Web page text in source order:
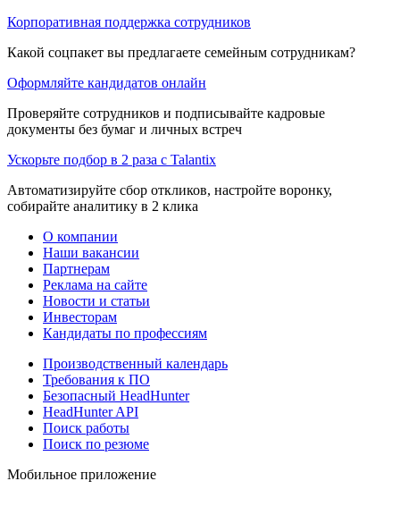
Корпоративная поддержка сотрудников
Какой соцпакет вы предлагаете семейным сотрудникам?
Оформляйте кандидатов онлайн
Проверяйте сотрудников и подписывайте кадровые
документы без бумаг и личных встреч
Ускорьте подбор в 2 раза с Talantix
Автоматизируйте сбор откликов, настройте воронку,
собирайте аналитику в 2 клика
О компании
Наши вакансии
Партнерам
Реклама на сайте
Новости и статьи
Инвесторам
Кандидаты по профессиям
Производственный календарь
Требования к ПО
Безопасный HeadHunter
HeadHunter API
Поиск работы
Поиск по резюме
Мобильное приложение